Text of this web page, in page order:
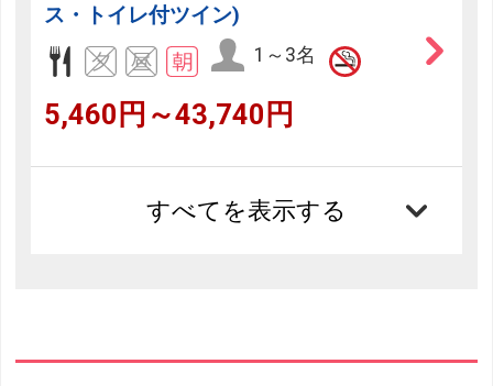
ス・トイレ付ツイン)
1～3名
5,460円～43,740円
すべてを表示する